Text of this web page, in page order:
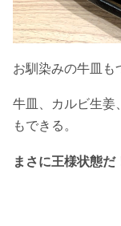
お馴染みの牛皿も
牛皿、カルビ生姜
もできる。
まさに王様状態だ